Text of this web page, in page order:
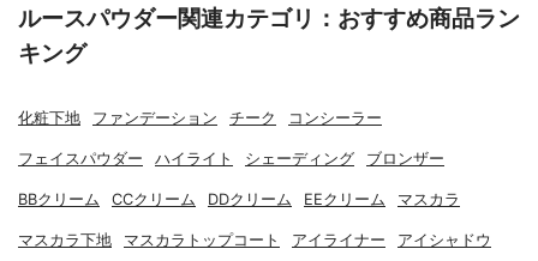
ルースパウダー関連カテゴリ：おすすめ商品ラン
キング
化粧下地 ファンデーション チーク コンシーラー
フェイスパウダー ハイライト シェーディング ブロンザー
BBクリーム CCクリーム DDクリーム EEクリーム マスカラ
マスカラ下地 マスカラトップコート アイライナー アイシャドウ